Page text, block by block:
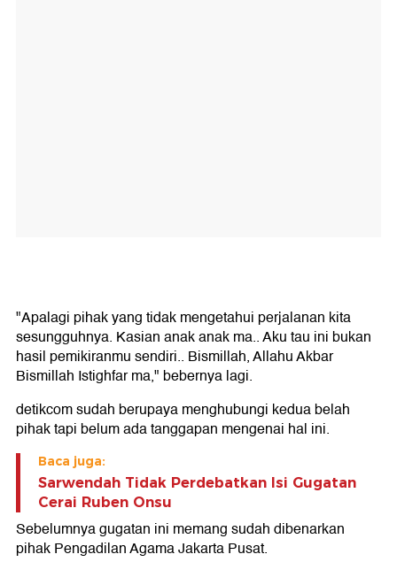
"Apalagi pihak yang tidak mengetahui perjalanan kita
sesungguhnya. Kasian anak anak ma.. Aku tau ini bukan
hasil pemikiranmu sendiri.. Bismillah, Allahu Akbar
Bismillah Istighfar ma," bebernya lagi.
detikcom sudah berupaya menghubungi kedua belah
pihak tapi belum ada tanggapan mengenai hal ini.
Baca juga:
Sarwendah Tidak Perdebatkan Isi Gugatan
Cerai Ruben Onsu
Sebelumnya gugatan ini memang sudah dibenarkan
pihak Pengadilan Agama Jakarta Pusat.